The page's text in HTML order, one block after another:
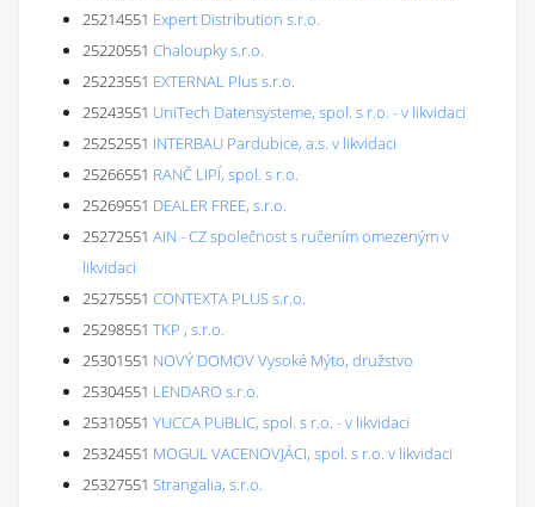
25214551 Expert Distribution s.r.o.
25220551 Chaloupky s.r.o.
25223551 EXTERNAL Plus s.r.o.
25243551 UniTech Datensysteme, spol. s r.o. - v likvidaci
25252551 INTERBAU Pardubice, a.s. v likvidaci
25266551 RANČ LIPÍ, spol. s r.o.
25269551 DEALER FREE, s.r.o.
25272551 AIN - CZ společnost s ručením omezeným v
likvidaci
25275551 CONTEXTA PLUS s.r.o.
25298551 TKP , s.r.o.
25301551 NOVÝ DOMOV Vysoké Mýto, družstvo
25304551 LENDARO s.r.o.
25310551 YUCCA PUBLIC, spol. s r.o. - v likvidaci
25324551 MOGUL VACENOVJÁCI, spol. s r.o. v likvidaci
25327551 Strangalia, s.r.o.